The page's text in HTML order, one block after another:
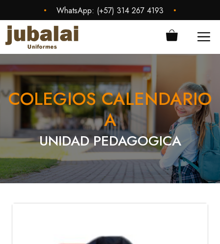
contenido
• WhatsApp: (+57) 314 267 4193 •
COLEGIOS CALENDARIO
A
UNIDAD PEDAGOGICA